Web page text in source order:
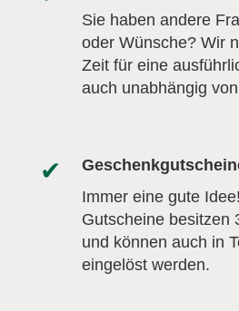
Sie haben andere
oder Wünsche? Wir
Zeit für eine
auch unabhängig
Immer eine gute
Gutscheine besitzen
und können auch in
eingelöst werden.